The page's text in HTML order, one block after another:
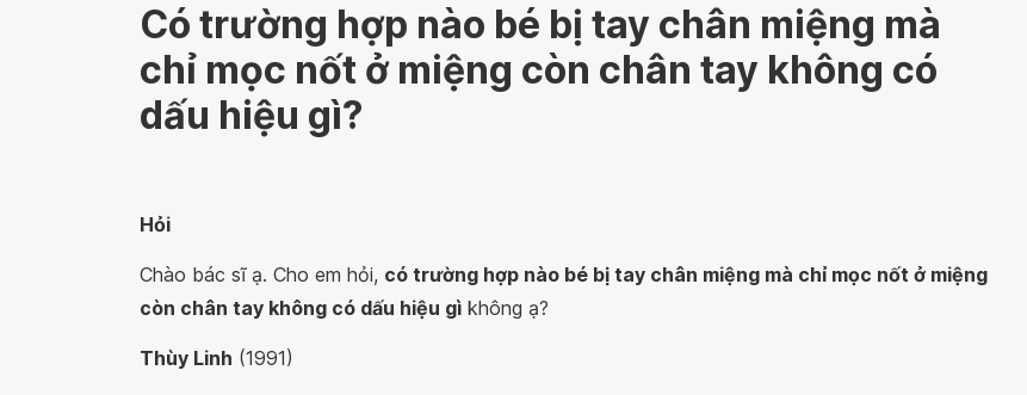
Có trường hợp nào bé bị tay chân miệng mà
chỉ mọc nốt ở miệng còn chân tay không có
dấu hiệu gì?
Hỏi
Chào bác sĩ ạ. Cho em hỏi, có trường hợp nào bé bị tay chân miệng mà chỉ mọc nốt ở miệng
còn chân tay không có dấu hiệu gì không ạ?
Thùy Linh (1991)